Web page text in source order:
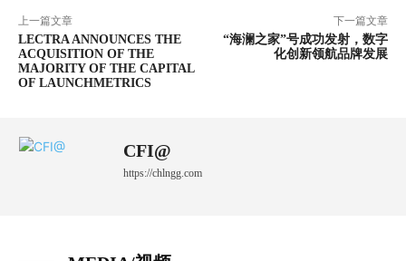
上一篇文章
LECTRA ANNOUNCES THE
ACQUISITION OF THE
MAJORITY OF THE CAPITAL
OF LAUNCHMETRICS
下一篇文章
“海澜之家”号成功发射，数字
化创新领航品牌发展
CFI@
https://chlngg.com